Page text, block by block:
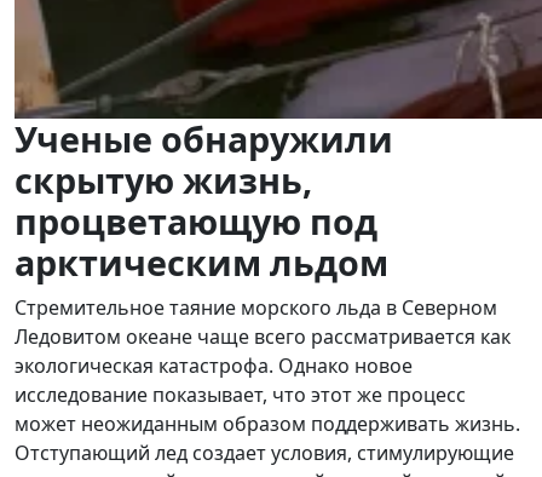
Ученые обнаружили
скрытую жизнь,
процветающую под
арктическим льдом
Стремительное таяние морского льда в Северном
Ледовитом океане чаще всего рассматривается как
экологическая катастрофа. Однако новое
исследование показывает, что этот же процесс
может неожиданным образом поддерживать жизнь.
Отступающий лед создает условия, стимулирующие